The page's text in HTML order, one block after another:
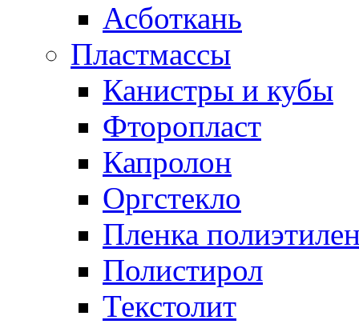
Асботкань
Пластмассы
Канистры и кубы
Фторопласт
Капролон
Оргстекло
Пленка
Полистирол
Текстолит